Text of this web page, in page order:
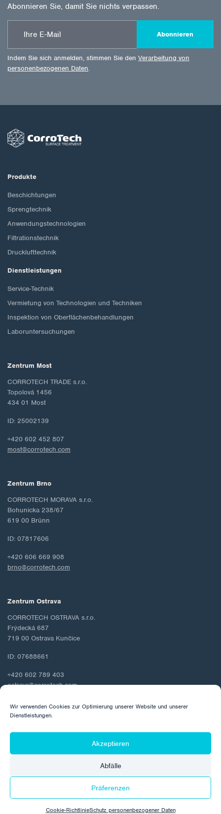
Wir verwenden Cookies zur Optimierung unserer Website und unserer
Dienstleistungen.
Akzeptieren
Abfälle
Präferenzen
Cookie-RichtlinieSchutz personenbezogener Daten
Abonnieren Sie, damit Sie nichts verpassen.
Abonnieren
Indem Sie sich anmelden, stimmen Sie den Verarbeitung von
personenbezogenen Daten.
Produkte
Beschichtungen
Sprengtechnik
Anwendungstechnologien
Filtrationstechnik
Drucklufttechnik
Dienstleistungen
Service-Technik
Vermietung von Technologien und Techniken
Inspektion von Oberflächenbehandlungen
Laboruntersuchungen
Zentrum Most
CORROTECH TRADE s.r.o.
Topolová 1456
434 01 Most
ID: 25002139
+420 602 452 807
most@corrotech.com
Zentrum Brno
CORROTECH MORAVA s.r.o.
Bohunicka 238/67
619 00 Brünn
ID: 07817606
+420 606 669 908
brno@corrotech.com
Zentrum Ostrava
CORROTECH OSTRAVA s.r.o.
Frýdecká 687
719 00 Ostrava Kunčice
ID: 07688661
+420 602 789 403
ostrava@corrotech.com
© 2026 Corrotech